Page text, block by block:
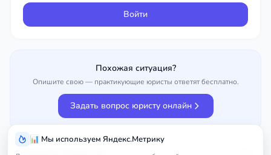
📊 Мы используем Яндекс.Метрику
Войти
Похожая ситуация?
Опишите свою — практикующие юристы ответят бесплатно.
Задать вопрос юристу онлайн